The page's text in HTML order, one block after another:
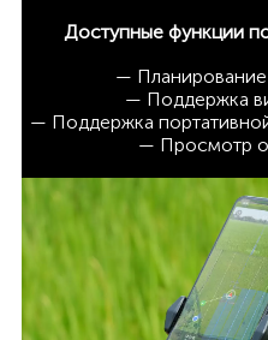
Доступные функции
—
— Поддержка
— Поддержка
— Просмотр